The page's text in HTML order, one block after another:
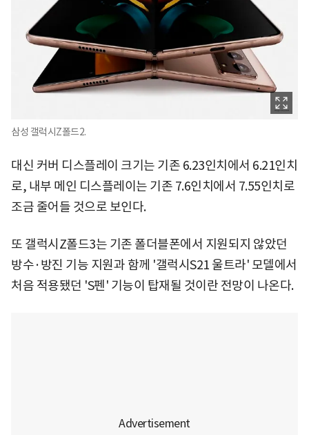
삼성 갤럭시Z폴드2.
대신 커버 디스플레이 크기는 기존 6.23인치에서 6.21인치
로, 내부 메인 디스플레이는 기존 7.6인치에서 7.55인치로
조금 줄어들 것으로 보인다.
또 갤럭시Z폴드3는 기존 폴더블폰에서 지원되지 않았던
방수·방진 기능 지원과 함께 '갤럭시S21 울트라' 모델에서
처음 적용됐던 'S펜' 기능이 탑재될 것이란 전망이 나온다.